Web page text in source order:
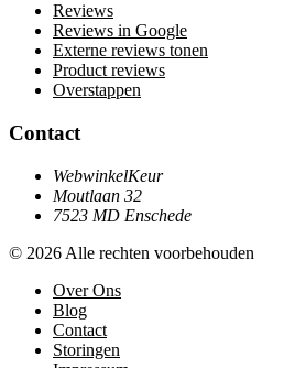
Reviews
Reviews in Google
Externe reviews tonen
Product reviews
Overstappen
Contact
WebwinkelKeur
Moutlaan 32
7523 MD Enschede
© 2026 Alle rechten voorbehouden
Over Ons
Blog
Contact
Storingen